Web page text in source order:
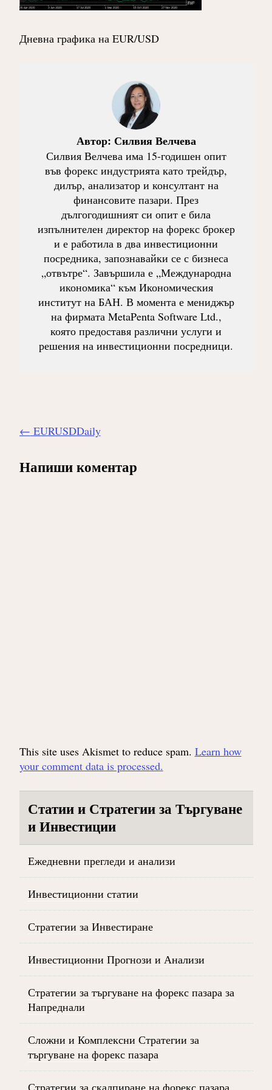
Дневна графика на EUR/USD
Автор: Силвия Велчева
Силвия Велчева има 15-годишен опит
във форекс индустрията като трейдър,
дилър, анализатор и консултант на
финансовите пазари. През
дългогодишният си опит е била
изпълнителен директор на форекс брокер
и е работила в два инвестиционни
посредника, запознавайки се с бизнеса
„отвътре“. Завършила е „Международна
икономика“ към Икономическия
институт на БАН. В момента е мениджър
на фирмата MetaPenta Software Ltd.,
която предоставя различни услуги и
решения на инвестиционни посредници.
Навигиране
публикацията
← EURUSDDaily
Напиши коментар
This site uses Akismet to reduce spam. Learn how
your comment data is processed.
Статии и Стратегии за Търгуване
и Инвестиции
Ежедневни прегледи и анализи
Инвестиционни статии
Стратегии за Инвестиране
Инвестиционни Прогнози и Анализи
Стратегии за търгуване на форекс пазара за
Напреднали
Сложни и Комплексни Стратегии за
търгуване на форекс пазара